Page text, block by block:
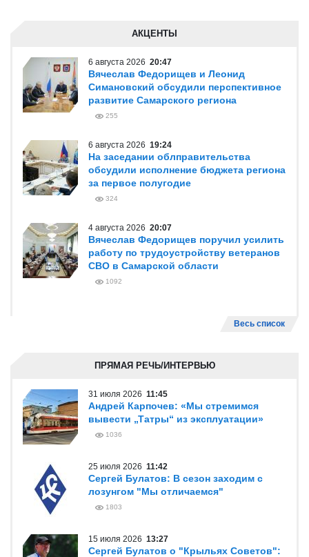
АКЦЕНТЫ
6 августа 2026 20:47
Вячеслав Федорищев и Леонид
Симановский обсудили перспективное
развитие Самарского региона
255
6 августа 2026 19:24
На заседании облправительства
обсудили исполнение бюджета региона
за первое полугодие
324
4 августа 2026 20:07
Вячеслав Федорищев поручил усилить
работу по трудоустройству ветеранов
СВО в Самарской области
1092
Весь список
ПРЯМАЯ РЕЧЬ/ИНТЕРВЬЮ
31 июля 2026 11:45
Андрей Карпочев: «Мы стремимся
вывести „Татры“ из эксплуатации»
1036
25 июля 2026 11:42
Сергей Булатов: В сезон заходим с
лозунгом "Мы отличаемся"
1803
15 июля 2026 13:27
Сергей Булатов о "Крыльях Советов":